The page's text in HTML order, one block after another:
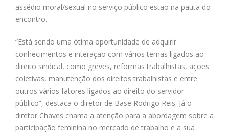
assédio moral/sexual no serviço público estão na pauta do
encontro.
“Está sendo uma ótima oportunidade de adquirir
conhecimentos e interação com vários temas ligados ao
direito sindical, como greves, reformas trabalhistas, ações
coletivas, manutenção dos direitos trabalhistas e entre
outros vários fatores ligados ao direito do servidor
público”, destaca o diretor de Base Rodrigo Reis. Já o
diretor Chaves chama a atenção para a abordagem sobre a
participação feminina no mercado de trabalho e a sua